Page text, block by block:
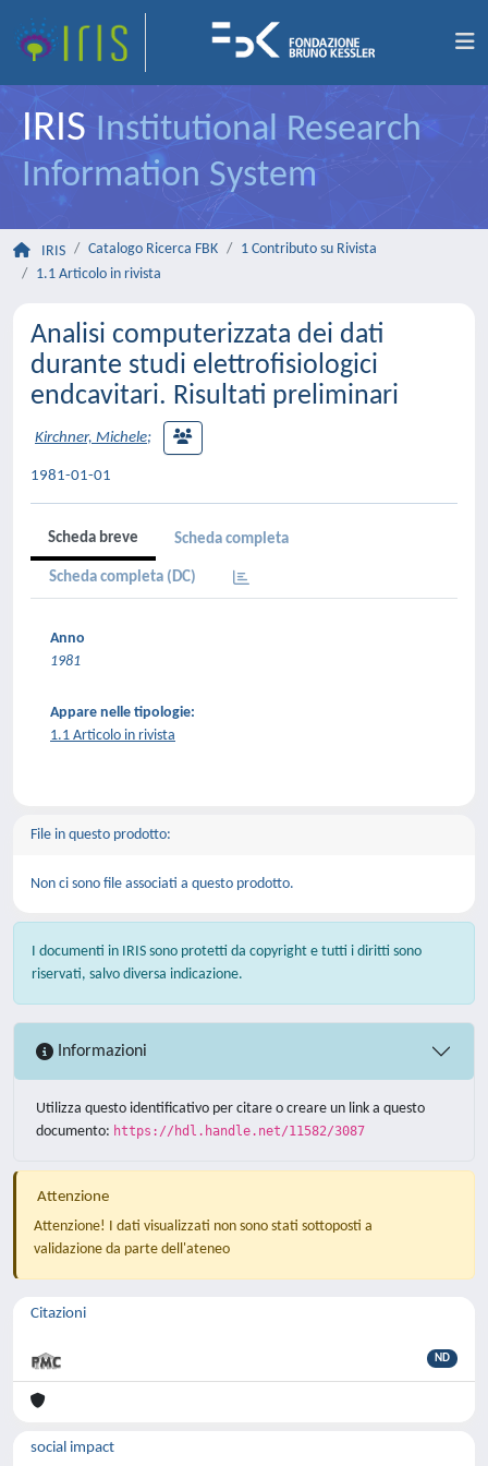
IRIS Institutional Research
Information System
IRIS Catalogo Ricerca FBK
1 Contributo su Rivista
1.1 Articolo in rivista
Analisi computerizzata dei dati
durante studi elettrofisiologici
endcavitari. Risultati preliminari
Kirchner, Michele;
1981-01-01
Scheda breve Scheda completa
Scheda completa (DC)
Anno
1981
Appare nelle tipologie:
1.1 Articolo in rivista
File in questo prodotto:
Non ci sono file associati a questo prodotto.
I documenti in IRIS sono protetti da copyright e tutti i diritti sono
riservati, salvo diversa indicazione.
Informazioni
Utilizza questo identificativo per citare o creare un link a questo
documento: https://hdl.handle.net/11582/3087
Attenzione
Attenzione! I dati visualizzati non sono stati sottoposti a
validazione da parte dell'ateneo
Citazioni
ND
social impact